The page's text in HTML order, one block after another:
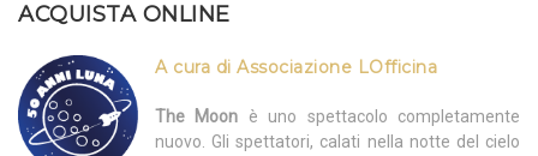
ACQUISTA ONLINE
A cura di Associazione LOfficina
The Moon è uno spettacolo completamente
nuovo. Gli spettatori, calati nella notte del cielo